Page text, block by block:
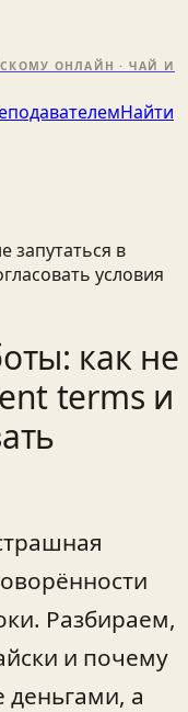
ОНЛАЙН · ЧАЙ И
Найти
запутаться в
условия
как не
terms и
Разбираем,
и почему
деньгами, а